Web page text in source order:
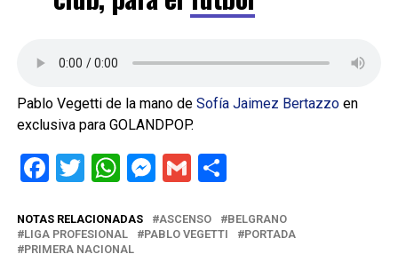
Pablo Vegetti de la mano de Sofía Jaimez Bertazzoen
exclusiva para GOLANDPOP.
Facebook
Twitter
WhatsApp
Messenger
GmailShare
NOTAS RELACIONADAS ASCENSO
BELGRANO
LIGA PROFESIONAL
PABLO VEGETTI
PORTADA
PRIMERA NACIONAL